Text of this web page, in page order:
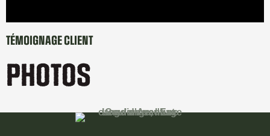
TÉMOIGNAGE CLIENT
PHOTOS